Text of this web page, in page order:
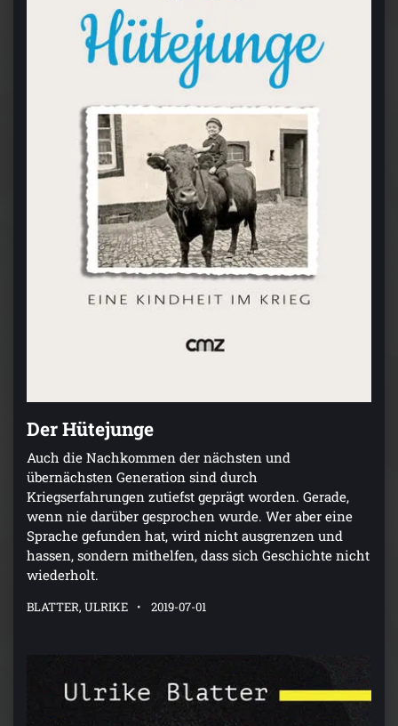
Der Hütejunge
Auch die Nachkommen der nächsten und
übernächsten Generation sind durch
Kriegserfahrungen zutiefst geprägt worden. Gerade,
wenn nie darüber gesprochen wurde. Wer aber eine
Sprache gefunden hat, wird nicht ausgrenzen und
hassen, sondern mithelfen, dass sich Geschichte nicht
wiederholt.
BLATTER, ULRIKE 2019-07-01